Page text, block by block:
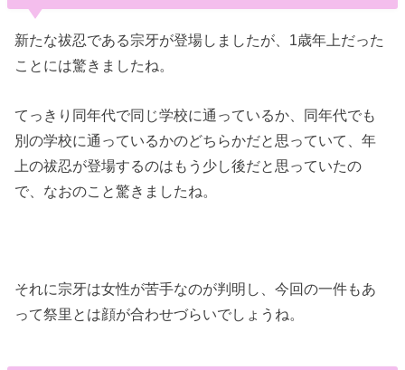
新たな祓忍である宗牙が登場しましたが、1歳年上だった
ことには驚きましたね。
てっきり同年代で同じ学校に通っているか、同年代でも
別の学校に通っているかのどちらかだと思っていて、年
上の祓忍が登場するのはもう少し後だと思っていたの
で、なおのこと驚きましたね。
それに宗牙は女性が苦手なのが判明し、今回の一件もあ
って祭里とは顔が合わせづらいでしょうね。